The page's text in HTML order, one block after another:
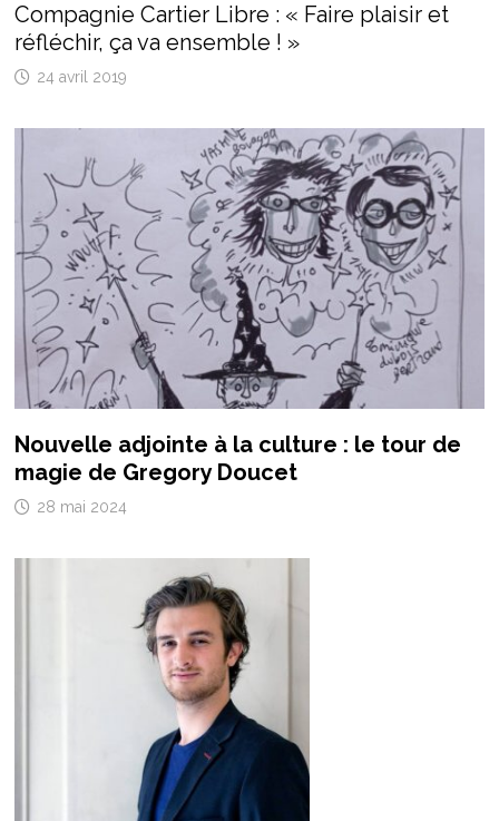
Compagnie Cartier Libre : « Faire plaisir et
réfléchir, ça va ensemble ! »
24 avril 2019
Nouvelle adjointe à la culture : le tour de
magie de Gregory Doucet
28 mai 2024